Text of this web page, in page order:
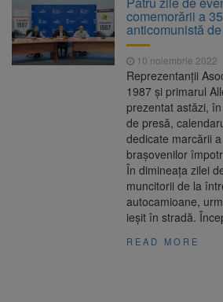
Ormeniș
6 august 2026
AUR a lansat platforma
suspeND.ro pentru urmărirea inițiativei
suspendare a președintelui Nicușor Dan
6 august 2026
Înalta Curte analizează
dosarul lui Călin Georgescu și Horațiu
Judecătorii decid dacă începe procesul
Strategia națională
biodiversitate 2026-2030, adoptată de
Proiectul merge la promulgare
comemorării a
anticomunistă
10 noiembrie 2022
Reprezentanții
1987 și primarul
prezentat astăzi,
de presă,
dedicate marcării
brașovenilor
În dimineața zilei
muncitorii de la
autocamioane,
ieșit în stradă.
READ MORE